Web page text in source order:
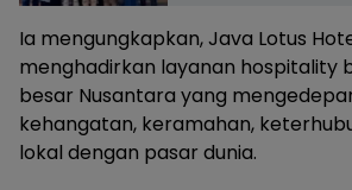
Ia mengungkapkan, Java Lotus
menghadirkan layanan hospitality
besar Nusantara yang
kehangatan, keramahan,
lokal dengan pasar dunia.